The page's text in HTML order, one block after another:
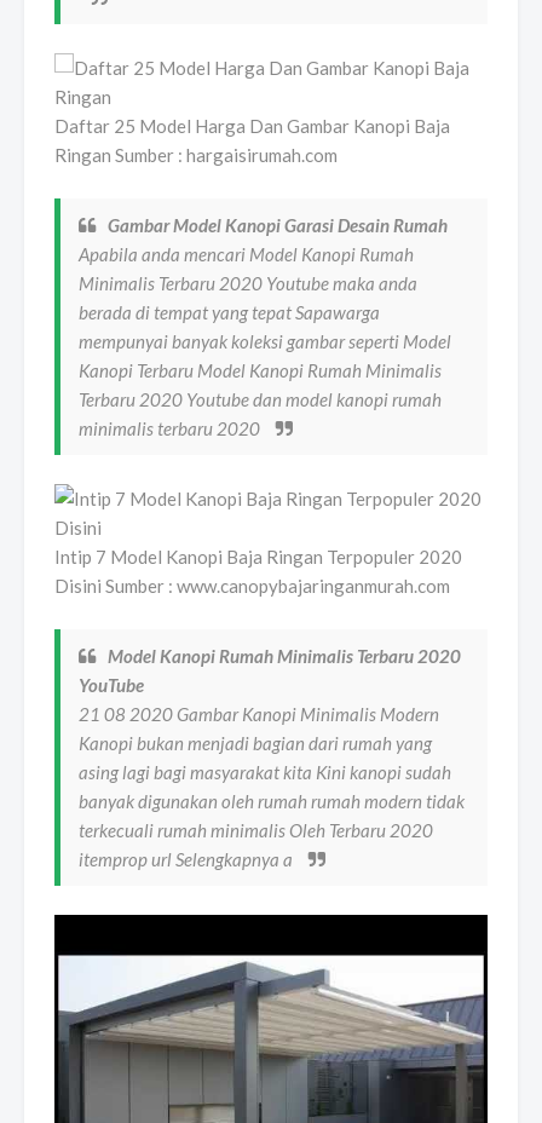
Daftar 25 Model Harga Dan Gambar Kanopi Baja
Ringan Sumber : hargaisirumah.com
Gambar Model Kanopi Garasi Desain Rumah
Apabila anda mencari Model Kanopi Rumah
Minimalis Terbaru 2020 Youtube maka anda
berada di tempat yang tepat Sapawarga
mempunyai banyak koleksi gambar seperti Model
Kanopi Terbaru Model Kanopi Rumah Minimalis
Terbaru 2020 Youtube dan model kanopi rumah
minimalis terbaru 2020
Intip 7 Model Kanopi Baja Ringan Terpopuler 2020
Disini Sumber : www.canopybajaringanmurah.com
Model Kanopi Rumah Minimalis Terbaru 2020
YouTube
21 08 2020 Gambar Kanopi Minimalis Modern
Kanopi bukan menjadi bagian dari rumah yang
asing lagi bagi masyarakat kita Kini kanopi sudah
banyak digunakan oleh rumah rumah modern tidak
terkecuali rumah minimalis Oleh Terbaru 2020
itemprop url Selengkapnya a